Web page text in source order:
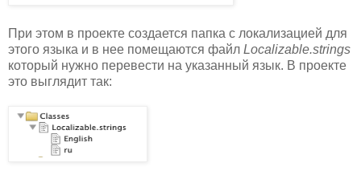
При этом в проекте создается папка с локализацией для
этого языка и в нее помещаются файл Localizable.strings
который нужно перевести на указанный язык. В проекте
это выглядит так: